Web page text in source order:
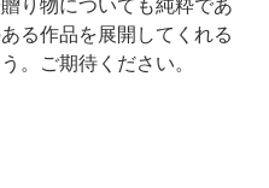
り物についても純粋であ
る作品を展開してくれる
。ご期待ください。